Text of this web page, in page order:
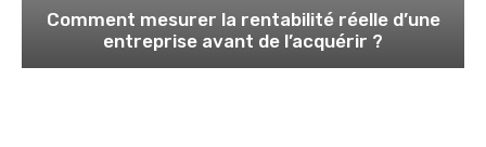
Comment mesurer la rentabilité réelle d’une
entreprise avant de l’acquérir ?